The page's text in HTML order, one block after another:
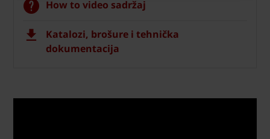
How to video sadržaj
Katalozi, brošure i tehnička
dokumentacija